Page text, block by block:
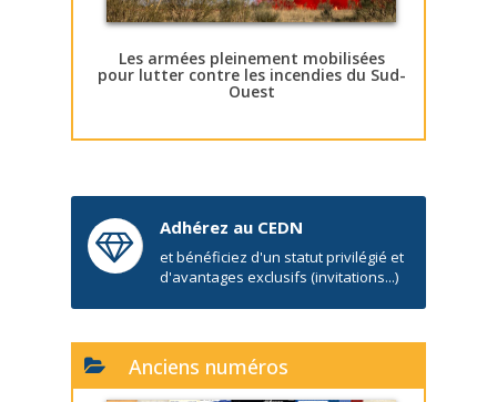
Les armées pleinement mobilisées
pour lutter contre les incendies du Sud-
Ouest
Adhérez au CEDN
et bénéficiez d'un statut privilégié et
d'avantages exclusifs (invitations...)
Anciens numéros